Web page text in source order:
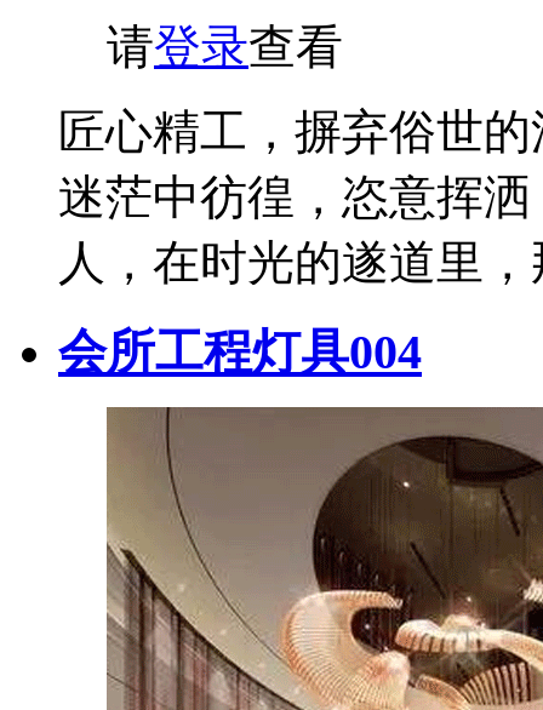
请登录查看
匠心精工，摒弃俗世
迷茫中彷徨，恣意挥
人，在时光的遂道里
会所工程灯具004